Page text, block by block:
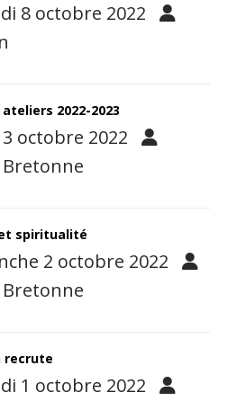
8 octobre 2022
2022-2023
octobre 2022
spiritualité
2 octobre 2022
recrute
1 octobre 2022